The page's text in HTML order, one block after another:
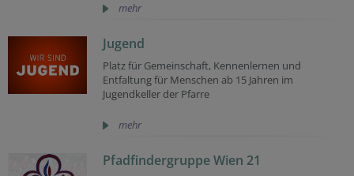
mehr
Jugend
Platz für Gemeinschaft, Kennenlernen und
Entfaltung für Menschen ab 15 Jahren im
Jugendkeller der Pfarre
mehr
Pfadfindergruppe Wien 21